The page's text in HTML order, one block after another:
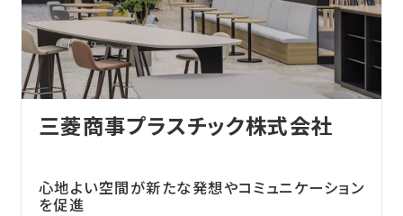
三菱商事プラスチック株式会社
心地よい空間が新たな発想やコミュニケーション
を促進